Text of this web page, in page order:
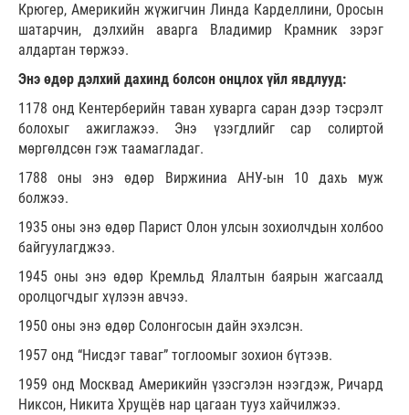
Крюгер, Америкийн жүжигчин Линда Карделлини, Оросын
шатарчин, дэлхийн аварга Владимир Крамник зэрэг
алдартан төржээ.
Энэ өдөр дэлхий дахинд болсон онцлох үйл явдлууд:
1178 онд Кентерберийн таван хуварга саран дээр тэсрэлт
болохыг ажиглажээ. Энэ үзэгдлийг сар солиртой
мөргөлдсөн гэж таамагладаг.
1788 оны энэ өдөр Виржиниа АНУ-ын 10 дахь муж
болжээ.
1935 оны энэ өдөр Парист Олон улсын зохиолчдын холбоо
байгуулагджээ.
1945 оны энэ өдөр Кремльд Ялалтын баярын жагсаалд
оролцогчдыг хүлээн авчээ.
1950 оны энэ өдөр Солонгосын дайн эхэлсэн.
1957 онд “Нисдэг таваг” тоглоомыг зохион бүтээв.
1959 онд Москвад Америкийн үзэсгэлэн нээгдэж, Ричард
Никсон, Никита Хрущёв нар цагаан тууз хайчилжээ.